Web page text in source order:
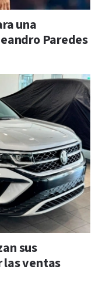
una
Paredes
sus
las ventas